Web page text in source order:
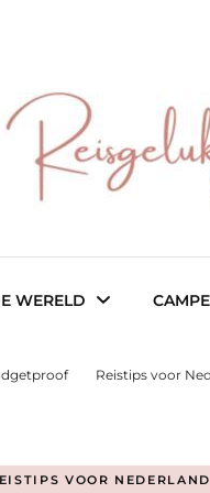
–
WERELD
Reistips voor
VOOR NEDERLAND